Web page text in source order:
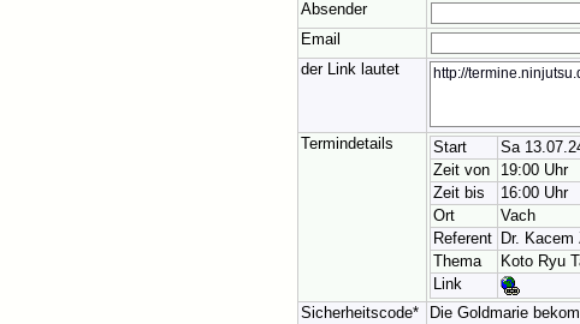
Absender
Email
der Link lautet
Termindetails Start
Sa
Zeit von
19:00 Uhr
Zeit bis
16:00 Uhr
Ort
Vach
Referent
Dr. Kacem
Thema
Koto Ryu
Link
Sicherheitscode*
Die Goldmarie